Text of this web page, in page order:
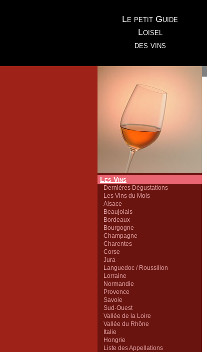
Le petit Guide
Loisel
des vins
Les Vins
Dernières Dégustations
Les Vins du Mois
Alsace
Beaujolais
Bordeaux
Bourgogne
Champagne
Charentes
Corse
Jura
Languedoc / Roussillon
Lorraine
Normandie
Provence
Savoie
Sud-Ouest
Vallée de la Loire
Vallée du Rhône
Italie
Hongrie
Liste des Appellations